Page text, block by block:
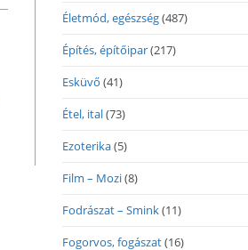
Életmód, egészség(487)
Építés, építőipar(217)
Esküvő (41)
Étel, ital(73)
Ezoterika(5)
Film – Mozi(8)
Fodrászat – Smink(11)
Fogorvos, fogászat(16)